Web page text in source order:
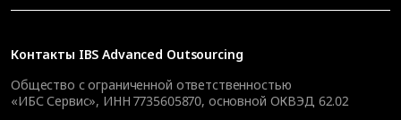
Контакты IBS Advanced Outsourcing
Общество с ограниченной ответственностью
«ИБС Сервис», ИНН 7735605870, основной ОКВЭД 62.02